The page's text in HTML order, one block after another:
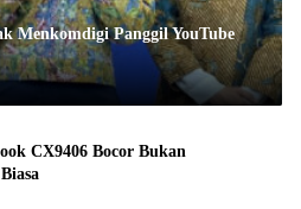
Menkomdigi Panggil YouTube
CX9406 Bocor Bukan